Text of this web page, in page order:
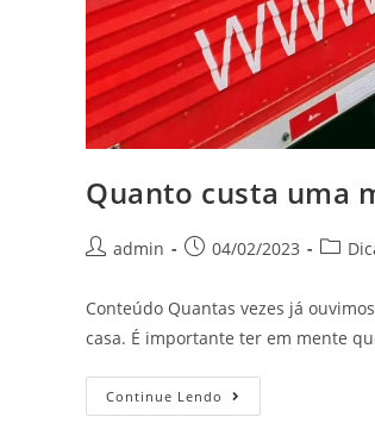
Quanto custa uma
admin 04/02/2023
Conteúdo Quantas vezes já
casa. É importante ter em mente
Continue Lendo